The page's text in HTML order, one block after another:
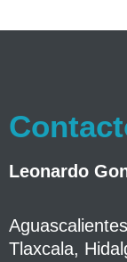
Leonardo
Tlaxcala,